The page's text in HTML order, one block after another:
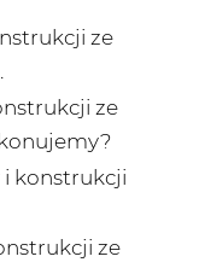
ze
ze
konstrukcji
ze